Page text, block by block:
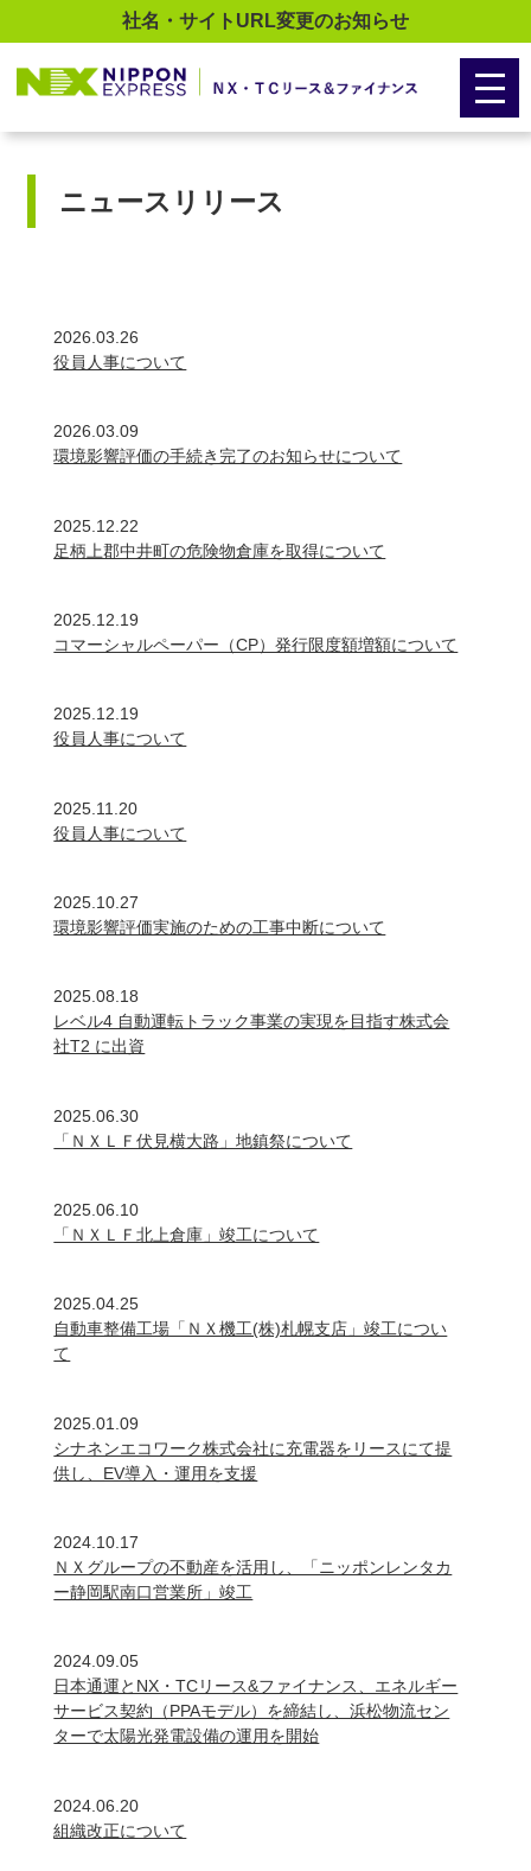
社名・サイトURL変更のお知らせ
ニュースリリース
2026.03.26
役員人事について
2026.03.09
環境影響評価の手続き完了のお知らせについて
2025.12.22
足柄上郡中井町の危険物倉庫を取得について
2025.12.19
コマーシャルペーパー（CP）発行限度額増額について
2025.12.19
役員人事について
2025.11.20
役員人事について
2025.10.27
環境影響評価実施のための工事中断について
2025.08.18
レベル4 自動運転トラック事業の実現を目指す株式会
社T2 に出資
2025.06.30
「ＮＸＬＦ伏見横大路」地鎮祭について
2025.06.10
「ＮＸＬＦ北上倉庫」竣工について
2025.04.25
自動車整備工場「ＮＸ機工(株)札幌支店」竣工につい
て
2025.01.09
シナネンエコワーク株式会社に充電器をリースにて提
供し、EV導入・運用を支援
2024.10.17
ＮＸグループの不動産を活用し、「ニッポンレンタカ
ー静岡駅南口営業所」竣工
2024.09.05
日本通運とNX・TCリース&ファイナンス、エネルギー
サービス契約（PPAモデル）を締結し、浜松物流セン
ターで太陽光発電設備の運用を開始
2024.06.20
組織改正について